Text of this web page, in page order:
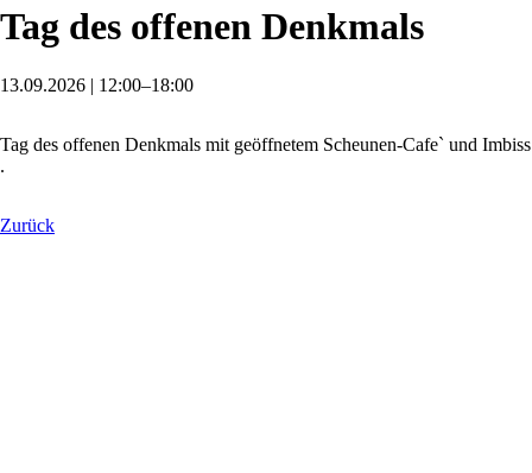
Tag des offenen Denkmals
13.09.2026 | 12:00–18:00
Tag des offenen Denkmals mit geöffnetem Scheunen-Cafe` und Imbiss
.
Zurück